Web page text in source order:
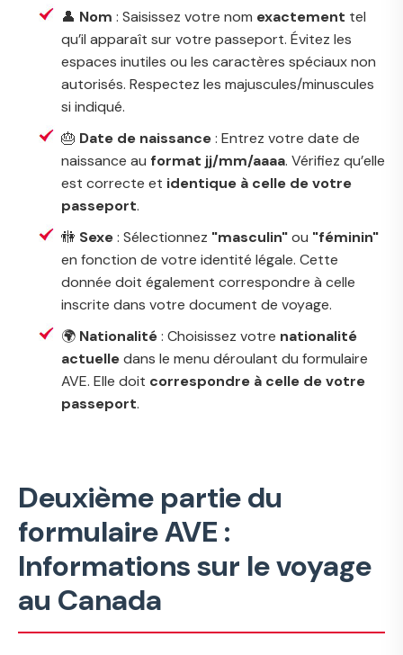
👤 Nom : Saisissez votre nom exactement tel
qu’il apparaît sur votre passeport. Évitez les
espaces inutiles ou les caractères spéciaux non
autorisés. Respectez les majuscules/minuscules
si indiqué.
🎂 Date de naissance: Entrez votre date de
naissance au format jj/mm/aaaa. Vérifiez qu’elle
est correcte et identique à celle de votre
passeport.
🚻 Sexe: Sélectionnez "masculin"ou "féminin"
en fonction de votre identité légale. Cette
donnée doit également correspondre à celle
inscrite dans votre document de voyage.
🌍 Nationalité: Choisissez votre nationalité
actuelledans le menu déroulant du formulaire
AVE. Elle doit correspondre à celle de votre
passeport.
Deuxième partie du
formulaire AVE :
Informations sur le voyage
au Canada